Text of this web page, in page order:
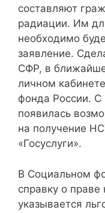
составляют
радиации. Им
необходимо
заявление.
СФР, в
личном
фонда России. С
появилась
на получение
«Госуслуги».
В Социальном
справку о
указывается